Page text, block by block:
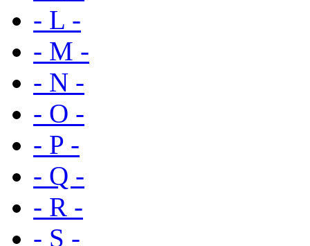
- L -
- M -
- N -
- O -
- P -
- Q -
- R -
- S -